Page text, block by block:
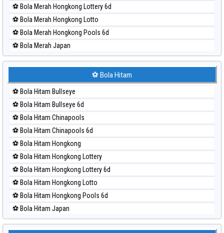
⚽ Bola Merah Hongkong Lottery 6d
⚽ Bola Merah Hongkong Lotto
⚽ Bola Merah Hongkong Pools 6d
⚽ Bola Merah Japan
⚽ Bola Merah Japan 6d
⚽ Bola Merah Kuda Lari
⚽ Bola Merah Magnum Cambodia
⚽ Bola Merah Nagoya
⚽ Bola Merah North Carolina Day
⚽ Bola Merah Pcso
⚽ Bola Merah Sao Paulo
⚽ Bola Merah Singapore
⚽ Bola Merah Sydney
⚽ Bola Merah Sydney Lottery
⚽ Bola Merah Sydney Lottery 6d
⚽ Bola Merah Sydney Lotto
⚽ Bola Hitam
⚽ Bola Hitam Bullseye
⚽ Bola Hitam Bullseye 6d
⚽ Bola Hitam Chinapools
⚽ Bola Hitam Chinapools 6d
⚽ Bola Hitam Hongkong
⚽ Bola Hitam Hongkong Lottery
⚽ Bola Hitam Hongkong Lottery 6d
⚽ Bola Hitam Hongkong Lotto
⚽ Bola Hitam Hongkong Pools 6d
⚽ Bola Hitam Japan
⚽ Bola Hitam Japan 6d